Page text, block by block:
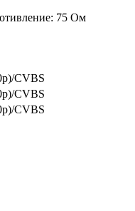
75 Ом
CVBS
CVBS
CVBS